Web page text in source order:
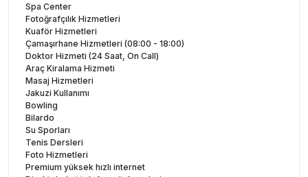
Spa Center
Fotoğrafçılık Hizmetleri
Kuaför Hizmetleri
Çamaşırhane Hizmetleri (08:00 - 18:00)
Doktor Hizmeti (24 Saat, On Call)
Araç Kiralama Hizmeti
Masaj Hizmetleri
Jakuzi Kullanımı
Bowling
Bilardo
Su Sporları
Tenis Dersleri
Foto Hizmetleri
Premium yüksek hızlı internet